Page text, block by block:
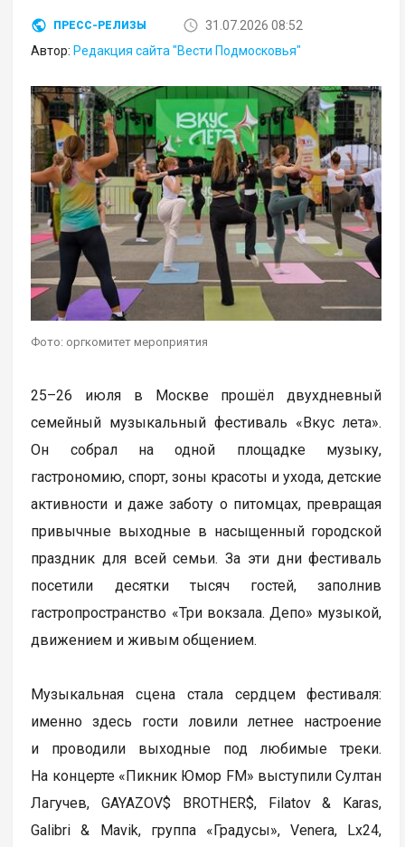
ПРЕСС-РЕЛИЗЫ
31.07.2026 08:52
Автор: Редакция сайта "Вести Подмосковья"
Фото: оргкомитет мероприятия
25–26 июля в Москве прошёл двухдневный
семейный музыкальный фестиваль «Вкус лета».
Он собрал на одной площадке музыку,
гастрономию, спорт, зоны красоты и ухода, детские
активности и даже заботу о питомцах, превращая
привычные выходные в насыщенный городской
праздник для всей семьи. За эти дни фестиваль
посетили десятки тысяч гостей, заполнив
гастропространство «Три вокзала. Депо» музыкой,
движением и живым общением.
Музыкальная сцена стала сердцем фестиваля:
именно здесь гости ловили летнее настроение
и проводили выходные под любимые треки.
На концерте «Пикник Юмор FM» выступили Султан
Лагучев, GAYAZOV$ BROTHER$, Filatov & Karas,
Galibri & Mavik, группа «Градусы», Venera, Lx24,